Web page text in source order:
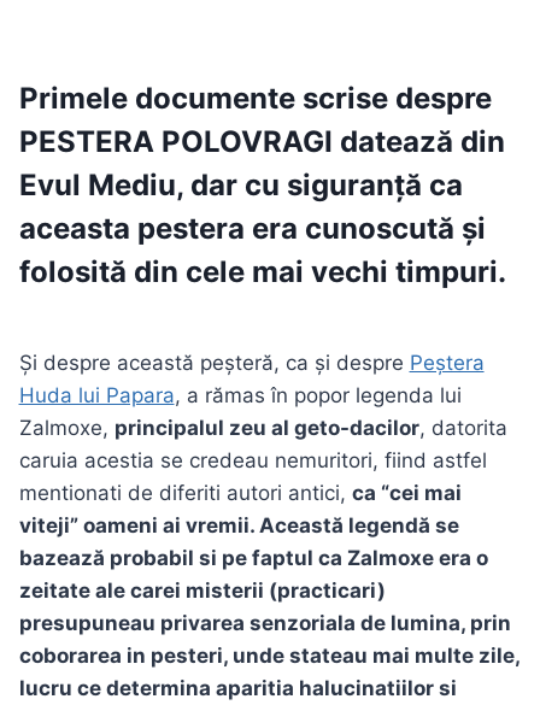
Primele documente scrise despre
PESTERA POLOVRAGI datează din
Evul Mediu, dar cu siguranță ca
aceasta pestera era cunoscută și
folosită din cele mai vechi timpuri.
Și despre această peșteră, ca și despre Peștera
Huda lui Papara, a rămas în popor legenda lui
Zalmoxe, principalul zeu al geto-dacilor, datorita
caruia acestia se credeau nemuritori, fiind astfel
mentionati de diferiti autori antici, ca “cei mai
viteji” oameni ai vremii. Această legendă se
bazează probabil si pe faptul ca Zalmoxe era o
zeitate ale carei misterii (practicari)
presupuneau privarea senzoriala de lumina, prin
coborarea in pesteri, unde stateau mai multe zile,
lucru ce determina aparitia halucinatiilor si